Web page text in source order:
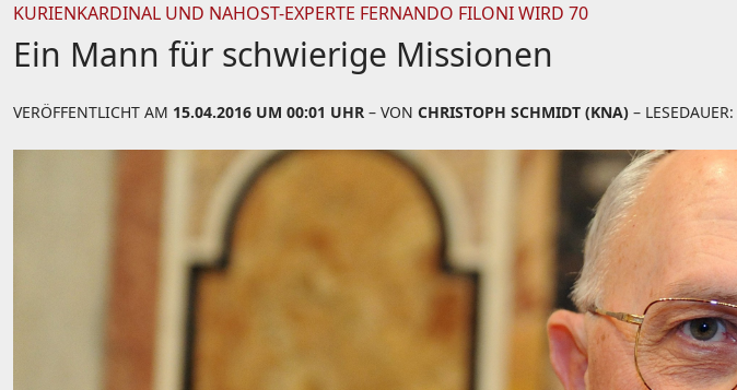
KURIENKARDINAL UND NAHOST-EXPERTE FERNANDO FILONI WIRD 70
Ein Mann für schwierige Missionen
VERÖFFENTLICHT AM 15.04.2016 UM 00:01 UHR – VON CHRISTOPH SCHMIDT (KNA) – LESEDAUER: